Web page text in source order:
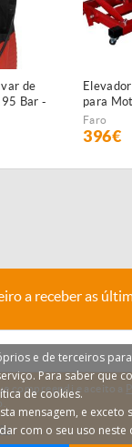
de
Bar -
para
Faro
396€
a receber as
compreendi e aceito a
e de terceiros
Para saber que
de cookies.
mensagem, e exceto
com o seu uso neste